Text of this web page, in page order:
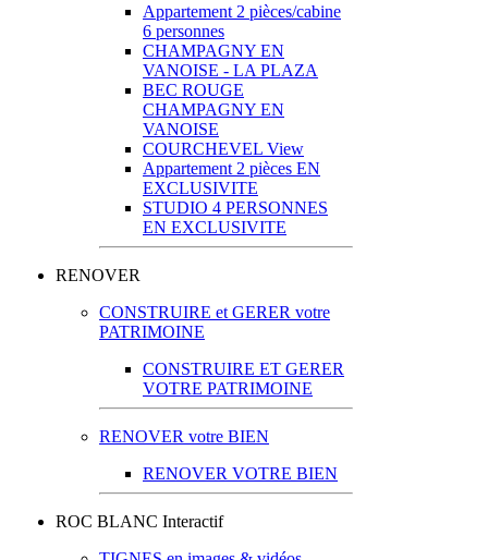
Appartement 2 pièces/cabine
6 personnes
CHAMPAGNY EN
VANOISE - LA PLAZA
BEC ROUGE
CHAMPAGNY EN
VANOISE
COURCHEVEL View
Appartement 2 pièces EN
EXCLUSIVITE
STUDIO 4 PERSONNES
EN EXCLUSIVITE
RENOVER
CONSTRUIRE et GERER votre
PATRIMOINE
CONSTRUIRE ET GERER
VOTRE PATRIMOINE
RENOVER votre BIEN
RENOVER VOTRE BIEN
ROC BLANC Interactif